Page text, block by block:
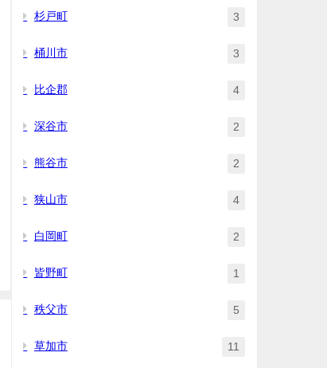
杉戸町 3
桶川市 3
比企郡 4
深谷市 2
熊谷市 2
狭山市 4
白岡町 2
皆野町 1
秩父市 5
草加市 11